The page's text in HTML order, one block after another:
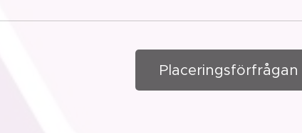
Placeringsförfrågan